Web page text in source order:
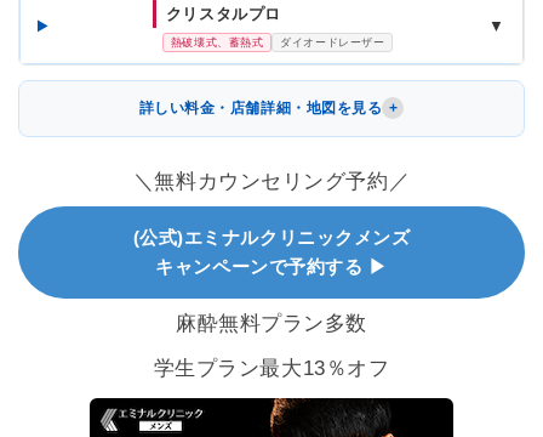
クリスタルプロ
熱破壊式、蓄熱式 ダイオードレーザー
▼
詳しい料金・店舗詳細・地図を見る
＼無料カウンセリング予約／
(公式)エミナルクリニックメンズ
キャンペーンで予約する ▶
麻酔無料プラン多数
学生プラン最大13％オフ